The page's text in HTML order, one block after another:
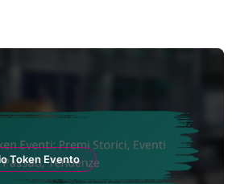
Token Evento